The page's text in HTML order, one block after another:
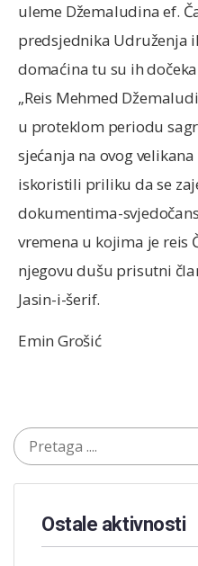
uleme Džemaludina ef.
predsjednika Udruženja
domaćina tu su ih
„Reis Mehmed
u proteklom periodu
sjećanja na ovog
iskoristili priliku da se
dokumentima-
vremena u kojima je reis
njegovu dušu prisutni
Jasin-i-šerif.
Emin Grošić
Ostale aktivnosti